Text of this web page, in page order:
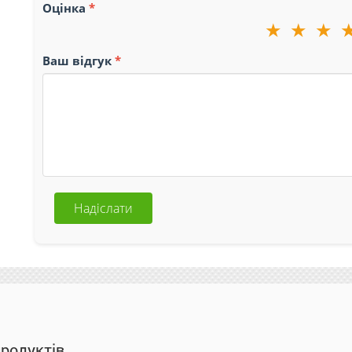
Оцінка
★
★
★
Ваш відгук
Надіслати